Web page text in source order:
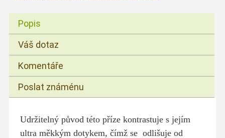
Popis
Váš dotaz
Komentáře
Poslat známénu
Udržitelný původ této příze kontrastuje s jejím
ultra měkkým dotykem, čímž se odlišuje od